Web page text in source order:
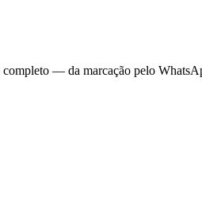
completo — da marcação pelo